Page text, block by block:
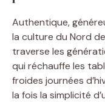
Authentique,
la culture du Nord
traverse les
qui réchauffe les
froides journées
la fois la simplicité